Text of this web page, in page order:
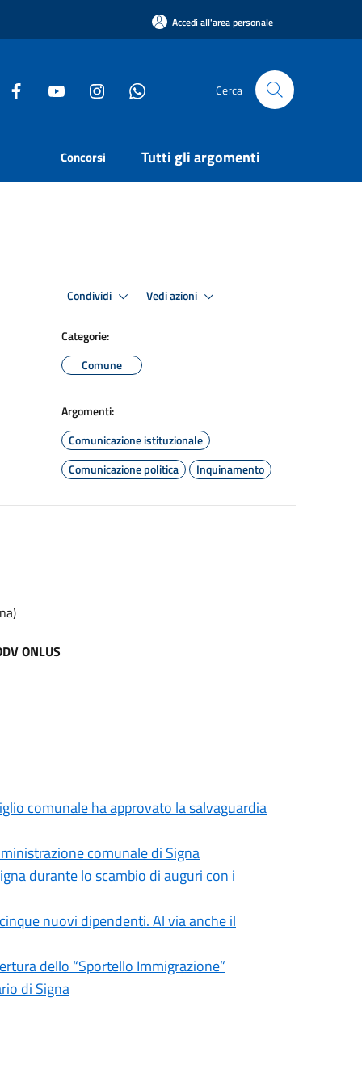
Accedi all'area personale
Cerca
Concorsi Tutti gli argomenti
Condividi Vedi azioni
Categorie:
Comune
Argomenti:
Comunicazione istituzionale
Comunicazione politica
Inquinamento
ONLUS
comunale ha approvato la salvaguardia
comunale di Signa
durante lo scambio di auguri con i
nuovi dipendenti. Al via anche il
dello “Sportello Immigrazione”
di Signa